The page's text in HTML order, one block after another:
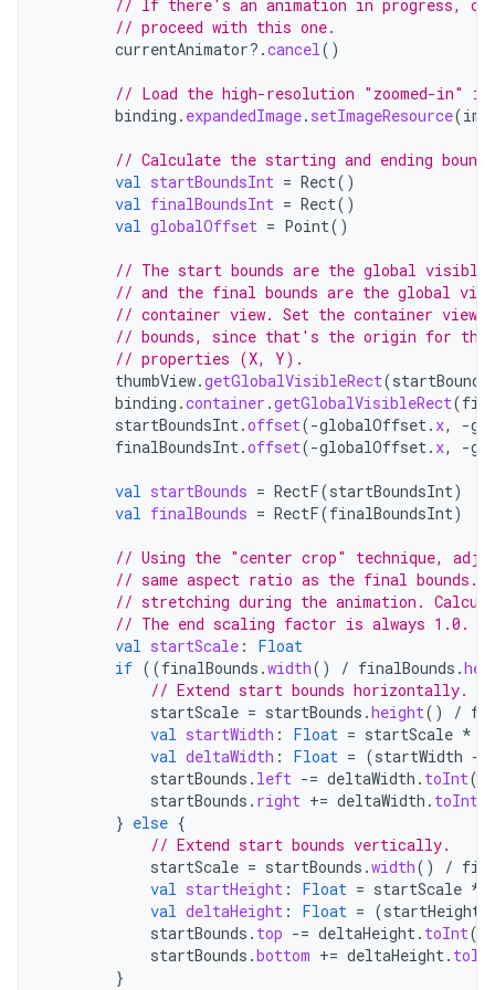
// If there's an animation in progress,
// proceed with this one.
currentAnimator?.cancel()
// Load the high-resolution "zoomed-in"
binding . expandedImage. setImageResource(
// Calculate the starting and ending
val startBoundsInt = Rect()
val finalBoundsInt = Rect()
val globalOffset = Point()
// The start bounds are the global visible
// and the final bounds are the global
// container view. Set the container
// bounds, since that's the origin for the
// properties (X, Y).
thumbView.getGlobalVisibleRect(
binding .container .getGlobalVisibleRect(
startBoundsInt.offset(-globalOffset. x, -
finalBoundsInt.offset(-globalOffset. x, -
val startBounds = RectF(startBoundsInt)
val finalBounds = RectF(finalBoundsInt)
// Using the "center crop" technique,
// same aspect ratio as the final bounds.
// stretching during the animation.
// The end scaling factor is always 1.0.
val startScale :
Float
if ((finalBounds .width() / finalBounds .
// Extend start bounds horizontally.
startScale = startBounds .height() /
val startWidth : Float = startScale *
val deltaWidth : Float = (startWidth -
startBounds . left -= deltaWidth . toInt()
startBounds . right += deltaWidth . toInt
} else {
// Extend start bounds vertically.
startScale = startBounds .width() /
val startHeight : Float = startScale *
val deltaHeight : Float = (startHeight
startBounds . top -= deltaHeight. toInt()
startBounds .bottom += deltaHeight.
}